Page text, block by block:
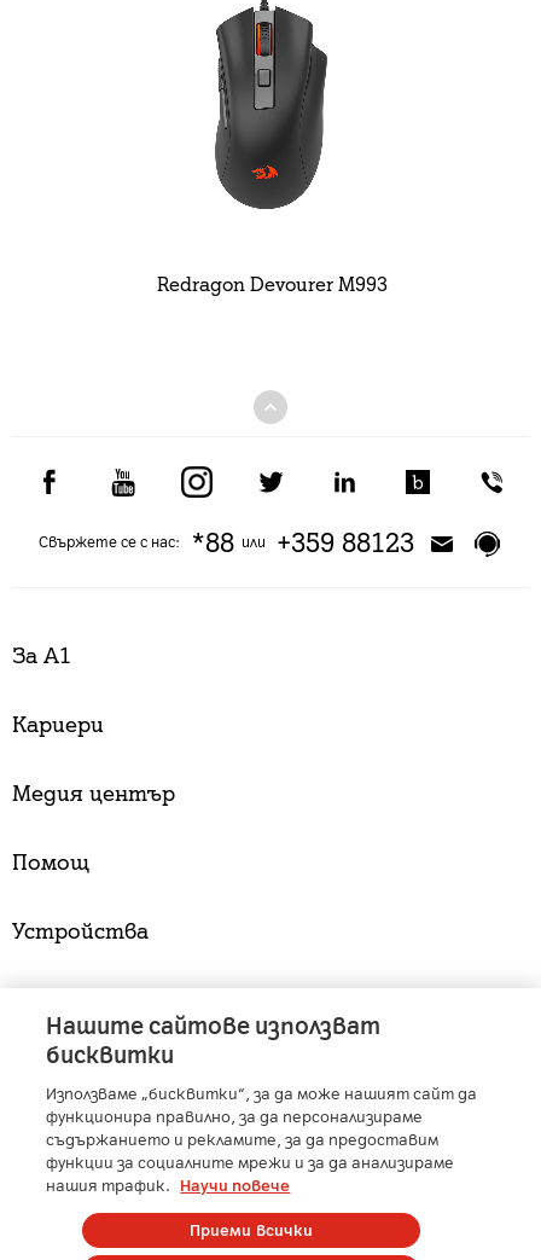
Redragon Devourer M993
Свържете се с нас: *88или +359 88123
За А1
Кариери
Медия център
Помощ
Устройства
A1 Austria - A1 Croatia - A1 Serbia - A1 Belarus
A1 Bulgaria
- A1 Macedonia - A1 Slovenia
A1 Digital
- Member of A1 Group
Copyright © 2025 А1 България. | Protected by reCAPTCHA
Нашите сайтове използват
бисквитки
Използваме „бисквитки“, за да може нашият сайт да
функционира правилно, за да персонализираме
съдържанието и рекламите, за да предоставим
функции за социалните мрежи и за да анализираме
нашия трафик.
Научи повече
Приеми всички